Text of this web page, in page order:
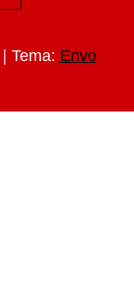
| Tema: Envo